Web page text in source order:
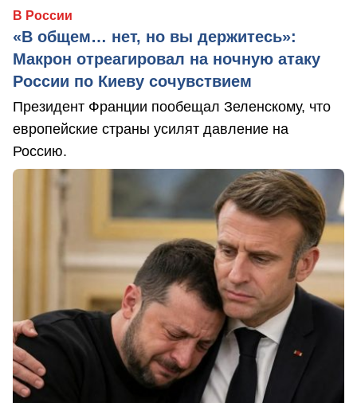
В России
«В общем… нет, но вы держитесь»:
Макрон отреагировал на ночную атаку
России по Киеву сочувствием
Президент Франции пообещал Зеленскому, что
европейские страны усилят давление на
Россию.